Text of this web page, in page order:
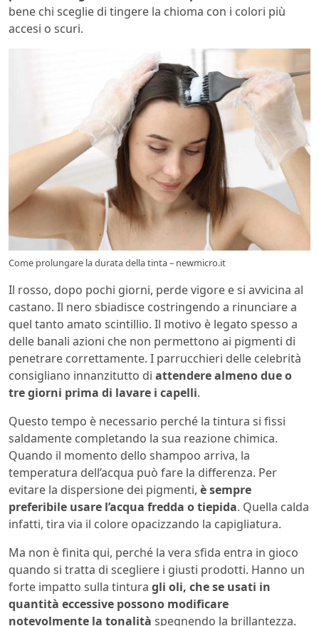
bene chi sceglie di tingere la chioma con i colori più
accesi o scuri.
Come prolungare la durata della tinta – newmicro.it
Il rosso, dopo pochi giorni, perde vigore e si avvicina al
castano. Il nero sbiadisce costringendo a rinunciare a
quel tanto amato scintillio. Il motivo è legato spesso a
delle banali azioni che non permettono ai pigmenti di
penetrare correttamente. I parrucchieri delle celebrità
consigliano innanzitutto di attendere almeno due o
tre giorni prima di lavare i capelli.
Questo tempo è necessario perché la tintura si fissi
saldamente completando la sua reazione chimica.
Quando il momento dello shampoo arriva, la
temperatura dell’acqua può fare la differenza. Per
evitare la dispersione dei pigmenti, è sempre
preferibile usare l’acqua fredda o tiepida. Quella calda
infatti, tira via il colore opacizzando la capigliatura.
Ma non è finita qui, perché la vera sfida entra in gioco
quando si tratta di scegliere i giusti prodotti. Hanno un
forte impatto sulla tintura gli oli, che se usati in
quantità eccessive possono modificare
notevolmente la tonalità spegnendo la brillantezza.